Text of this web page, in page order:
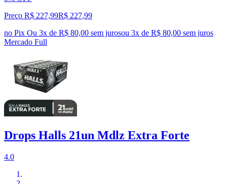
Preço R$ 227,99R$ 227,99
no Pix Ou 3x de R$ 80,00 sem jurosou 3x de R$ 80,00 sem juros
Mercado Full
Drops Halls 21un Mdlz Extra Forte
4.0